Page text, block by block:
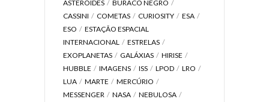
ASTERÓIDES
BURACO NEGRO
CASSINI
COMETAS CURIOSITY
ESA
ESO
ESTAÇÃO ESPACIAL
INTERNACIONAL
ESTRELAS
EXOPLANETAS
GALÁXIAS
HIRISE
HUBBLE
IMAGENS ISS LPOD
LRO
LUA
MARTE
MERCÚRIO
MESSENGER
NASA
NEBULOSA